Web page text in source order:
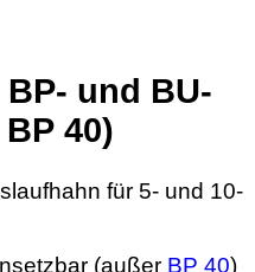
und BU-
40)
für 5- und 10-
(außer BP 40)